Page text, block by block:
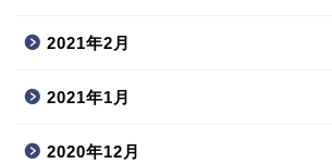
2021年2月
2021年1月
2020年12月